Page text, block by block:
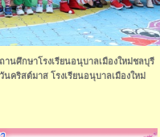
นศึกษาโรงเรียนอนุบาลเมืองใหม่ชลบุรี
คริสต์มาส โรงเรียนอนุบาลเมืองใหม่